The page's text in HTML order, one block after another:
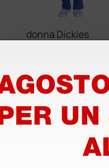
donna Dickies
13,80 €15,33 €
(Prezzo i.e.)